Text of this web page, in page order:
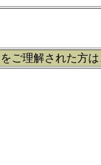
ご理解された方